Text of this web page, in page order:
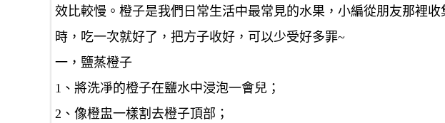
效比較慢。橙子是我們日常生活中最常見的水果，小編從朋友那裡
時，吃一次就好了，把方子收好，可以少受好多罪~
一，鹽蒸橙子
1、將洗凈的橙子在鹽水中浸泡一會兒；
2、像橙盅一樣割去橙子頂部；